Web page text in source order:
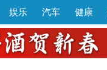
娱乐 汽车 健康